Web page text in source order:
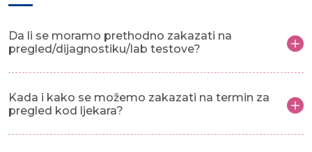
Da li se moramo prethodno zakazati na
pregled/dijagnostiku/lab testove?
Kada i kako se možemo zakazati na termin za
pregled kod ljekara?